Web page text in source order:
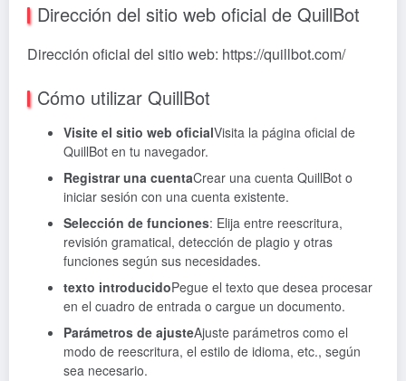
Dirección del sitio web oficial de QuillBot
Dirección oficial del sitio web: https://quillbot.com/
Cómo utilizar QuillBot
Visite el sitio web oficialVisita la página oficial de
QuillBot en tu navegador.
Registrar una cuentaCrear una cuenta QuillBot o
iniciar sesión con una cuenta existente.
Selección de funciones: Elija entre reescritura,
revisión gramatical, detección de plagio y otras
funciones según sus necesidades.
texto introducidoPegue el texto que desea procesar
en el cuadro de entrada o cargue un documento.
Parámetros de ajusteAjuste parámetros como el
modo de reescritura, el estilo de idioma, etc., según
sea necesario.